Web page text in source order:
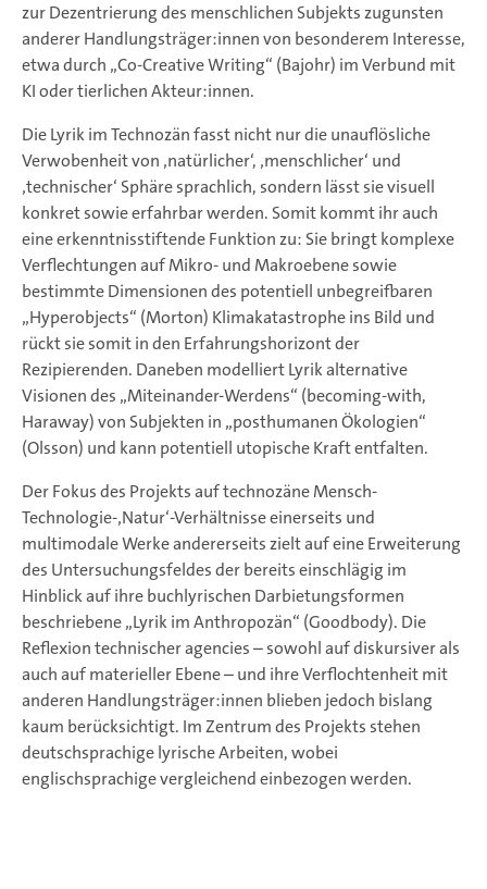
zur Dezentrierung des menschlichen Subjekts zugunsten
anderer Handlungsträger:innen von besonderem Interesse,
etwa durch „Co-Creative Writing“ (Bajohr) im Verbund mit
KI oder tierlichen Akteur:innen.
Die Lyrik im Technozän fasst nicht nur die unauflösliche
Verwobenheit von ‚natürlicher‘, ‚menschlicher‘ und
‚technischer‘ Sphäre sprachlich, sondern lässt sie visuell
konkret sowie erfahrbar werden. Somit kommt ihr auch
eine erkenntnisstiftende Funktion zu: Sie bringt komplexe
Verflechtungen auf Mikro- und Makroebene sowie
bestimmte Dimensionen des potentiell unbegreifbaren
„Hyperobjects“ (Morton) Klimakatastrophe ins Bild und
rückt sie somit in den Erfahrungshorizont der
Rezipierenden. Daneben modelliert Lyrik alternative
Visionen des „Miteinander-Werdens“ (becoming-with,
Haraway) von Subjekten in „posthumanen Ökologien“
(Olsson) und kann potentiell utopische Kraft entfalten.
Der Fokus des Projekts auf technozäne Mensch-
Technologie-‚Natur‘-Verhältnisse einerseits und
multimodale Werke andererseits zielt auf eine Erweiterung
des Untersuchungsfeldes der bereits einschlägig im
Hinblick auf ihre buchlyrischen Darbietungsformen
beschriebene „Lyrik im Anthropozän“ (Goodbody). Die
Reflexion technischer agencies – sowohl auf diskursiver als
auch auf materieller Ebene – und ihre Verflochtenheit mit
anderen Handlungsträger:innen blieben jedoch bislang
kaum berücksichtigt. Im Zentrum des Projekts stehen
deutschsprachige lyrische Arbeiten, wobei
englischsprachige vergleichend einbezogen werden.